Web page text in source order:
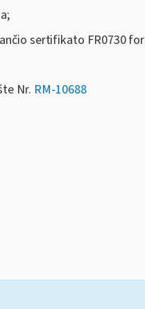
sertifikato FR0730
Nr. RM-10688